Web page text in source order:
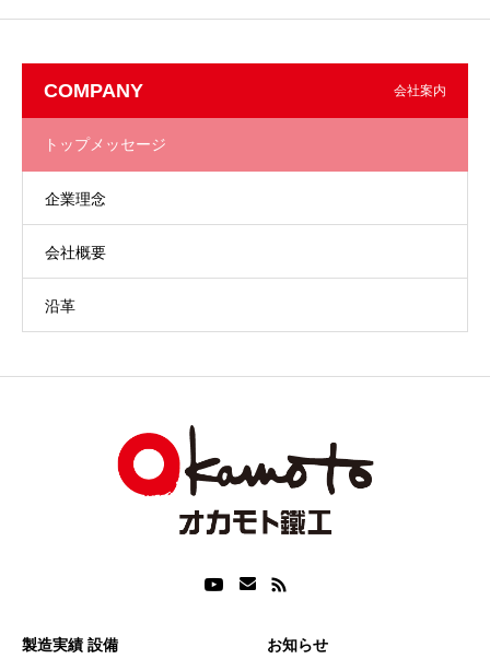
COMPANY 会社案内
トップメッセージ
企業理念
会社概要
沿革
製造実績 設備 お知らせ